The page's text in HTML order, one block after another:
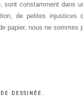
sont constamment dans
de petites injustices
papier, nous ne sommes
DESSINÉE.